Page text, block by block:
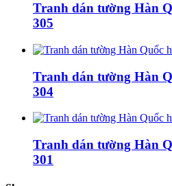
Tranh dán tường Hàn
305
Tranh dán tường Hàn
304
Tranh dán tường Hàn
301